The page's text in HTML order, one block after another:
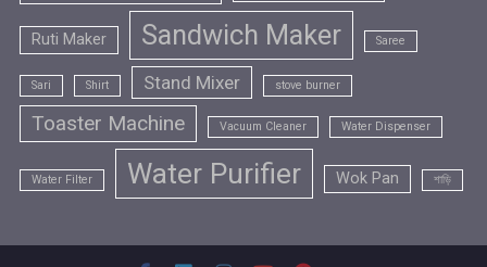
Ruti Maker Sandwich Maker Saree
Sari Shirt Stand Mixer stove burner
Toaster Machine Vacuum Cleaner Water Dispenser
Water Filter Water Purifier Wok Pan শাড়ি